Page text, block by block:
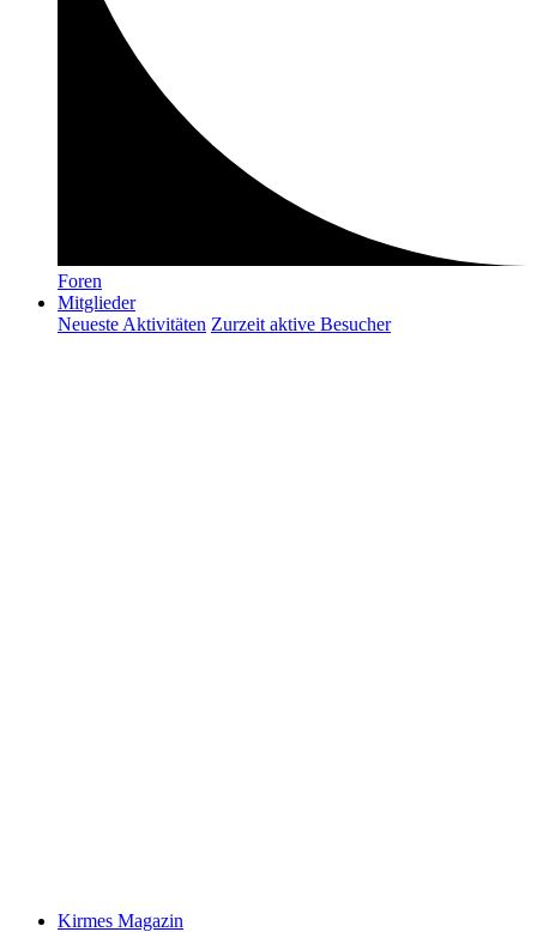
Foren
Mitglieder
Neueste Aktivitäten Zurzeit aktive Besucher
Kirmes Magazin